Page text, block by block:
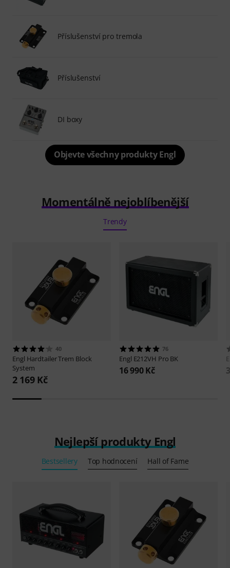
Příslušenství pro tremola
Příslušenství
DI boxy
Objevte všechny produkty Engl
Momentálně nejoblíbenější
Trendy
40
Engl Hardtailer Trem Block
System
2 169 Kč
76
Engl E212VH Pro BK
16 990 Kč
Nejlepší produkty Engl
Bestsellery Top hodnocení Hall of Fame